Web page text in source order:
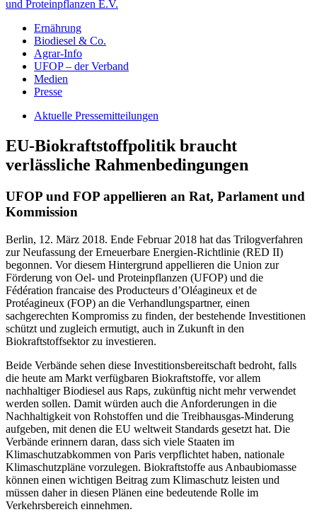
und Proteinpflanzen E.V.
Ernährung
Biodiesel & Co.
Agrar-Info
UFOP – der Verband
Medien
Presse
Aktuelle Pressemitteilungen
EU-Biokraftstoffpolitik braucht
verlässliche Rahmenbedingungen
UFOP und FOP appellieren an Rat, Parlament und
Kommission
Berlin, 12. März 2018. Ende Februar 2018 hat das Trilogverfahren
zur Neufassung der Erneuerbare Energien-Richtlinie (RED II)
begonnen. Vor diesem Hintergrund appellieren die Union zur
Förderung von Oel- und Proteinpflanzen (UFOP) und die
Fédération francaise des Producteurs d’Oléagineux et de
Protéagineux (FOP) an die Verhandlungspartner, einen
sachgerechten Kompromiss zu finden, der bestehende Investitionen
schützt und zugleich ermutigt, auch in Zukunft in den
Biokraftstoffsektor zu investieren.
Beide Verbände sehen diese Investitionsbereitschaft bedroht, falls
die heute am Markt verfügbaren Biokraftstoffe, vor allem
nachhaltiger Biodiesel aus Raps, zukünftig nicht mehr verwendet
werden sollen. Damit würden auch die Anforderungen in die
Nachhaltigkeit von Rohstoffen und die Treibhausgas-Minderung
aufgeben, mit denen die EU weltweit Standards gesetzt hat. Die
Verbände erinnern daran, dass sich viele Staaten im
Klimaschutzabkommen von Paris verpflichtet haben, nationale
Klimaschutzpläne vorzulegen. Biokraftstoffe aus Anbaubiomasse
können einen wichtigen Beitrag zum Klimaschutz leisten und
müssen daher in diesen Plänen eine bedeutende Rolle im
Verkehrsbereich einnehmen.